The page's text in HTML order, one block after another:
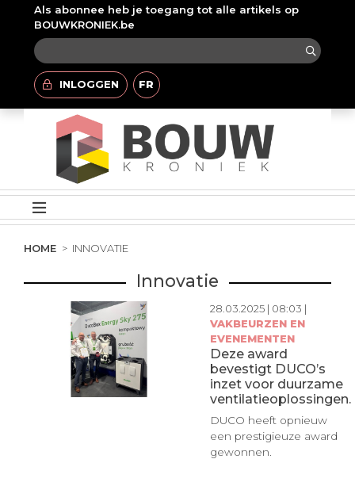
Als abonnee heb je toegang tot alle artikels op
BOUWKRONIEK.be
INLOGGEN FR
HOME INNOVATIE
Innovatie
28.03.2025 | 08:03 |
VAKBEURZEN EN
EVENEMENTEN
Deze award
bevestigt DUCO’s
inzet voor duurzame
ventilatieoplossingen.
DUCO heeft opnieuw
een prestigieuze award
gewonnen.